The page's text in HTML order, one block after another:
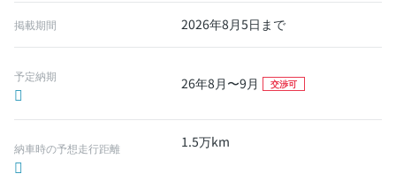
掲載期間 2026年8月5日まで
予定納期 26年8月〜9月 交渉可
納車時の予想走行距離 1.5万km